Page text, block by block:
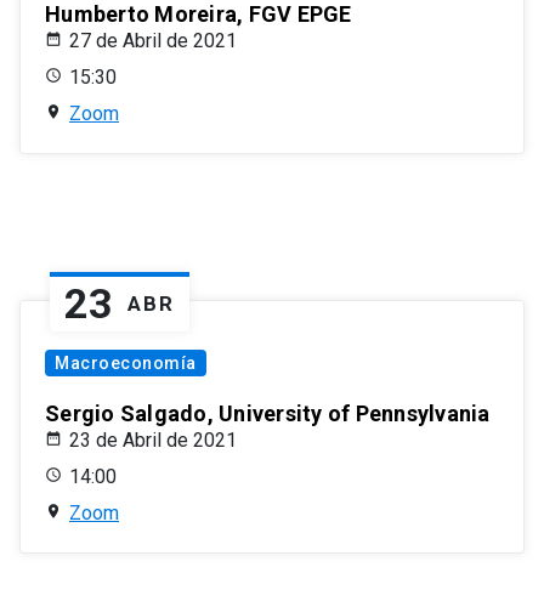
Humberto Moreira, FGV EPGE
27 de Abril de 2021
15:30
Zoom
23 ABR
Macroeconomía
Sergio Salgado, University of Pennsylvania
23 de Abril de 2021
14:00
Zoom